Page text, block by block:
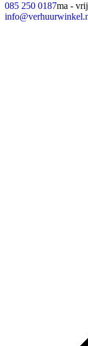
085 250 0187ma -